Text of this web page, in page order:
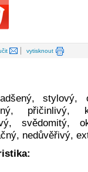
| vytisknout
stylový,
přičinlivý,
svědomitý,
nedůvěřivý,